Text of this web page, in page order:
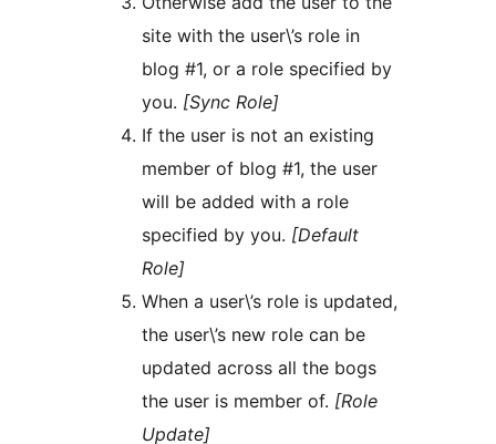
site with the user\’s role in
blog #1, or a role specified by
you. [Sync Role]
If the user is not an existing
member of blog #1, the user
will be added with a role
specified by you. [Default
Role]
When a user\’s role is updated,
the user\’s new role can be
updated across all the bogs
the user is member of. [Role
Update]